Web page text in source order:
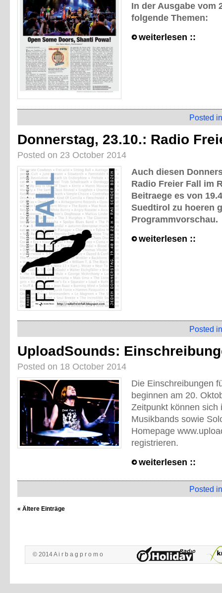
In der Ausgabe vom
folgende Themen:
weiterlesen ::
Posted
Donnerstag, 23.10.: Radio
Posted on 23 October 2014
Auch diesen
Radio Freier Fall im
Beitraege es von
Suedtirol zu hoeren
Programmvorschau.
weiterlesen ::
Posted
UploadSounds:
Posted on 18 October 2014
Die Einschreibungen
beginnen am 20.
Zeitpunkt können sich
Musikbands sowie
Homepage
registrieren.
weiterlesen ::
Posted
« Ältere Einträge
© 2014 A i r b a g p r o m o